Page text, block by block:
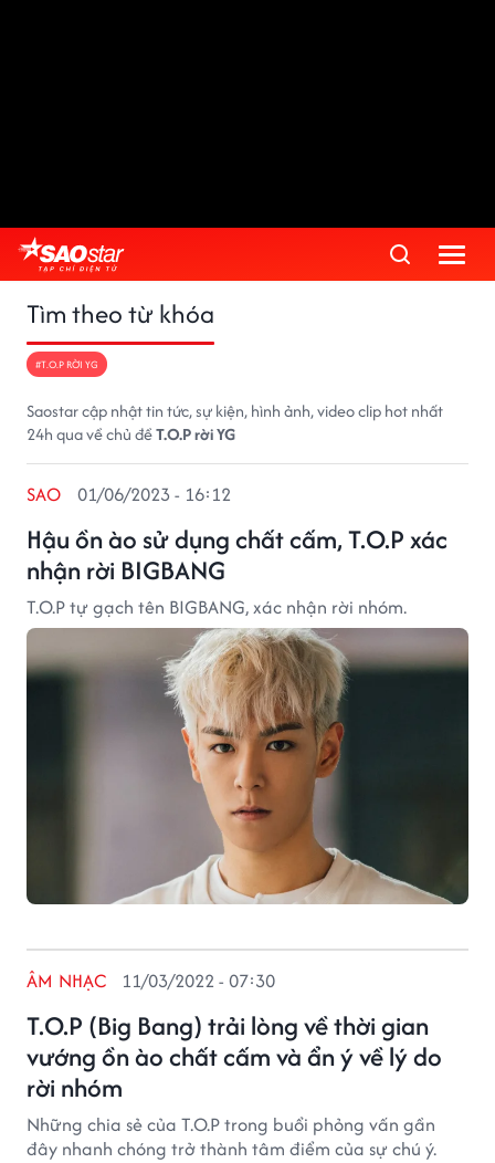
Tìm theo từ khóa
#T.O.P RỜI YG
Saostar cập nhật tin tức, sự kiện, hình ảnh, video clip hot nhất
24h qua về chủ đềT.O.P rời YG
Hậu ồn ào sử dụng chất cấm, T.O.P xác
nhận rời BIGBANG
SAO 01/06/2023 - 16:12
T.O.P tự gạch tên BIGBANG, xác nhận rời nhóm.
T.O.P (Big Bang) trải lòng về thời gian
vướng ồn ào chất cấm và ẩn ý về lý do
rời nhóm
ÂM NHẠC 11/03/2022 - 07:30
Những chia sẻ của T.O.P trong buổi phỏng vấn gần
đây nhanh chóng trở thành tâm điểm của sự chú ý.